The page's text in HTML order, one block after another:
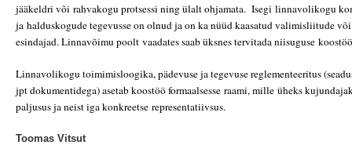
jääkeldri või rahvakogu protsessi ning ülalt ohjamata. Isegi linnavolikogu
ja halduskogude tegevusse on olnud ja on ka nüüd kaasatud valimisliitude
esindajad. Linnavõimu poolt vaadates saab üksnes tervitada niisuguse
Linnavolikogu toimimisloogika, pädevuse ja tegevuse reglementeeritus
jpt dokumentidega) asetab koostöö formaalsesse raami, mille üheks
paljusus ja neist iga konkreetse representatiivsus.
Toomas Vitsut